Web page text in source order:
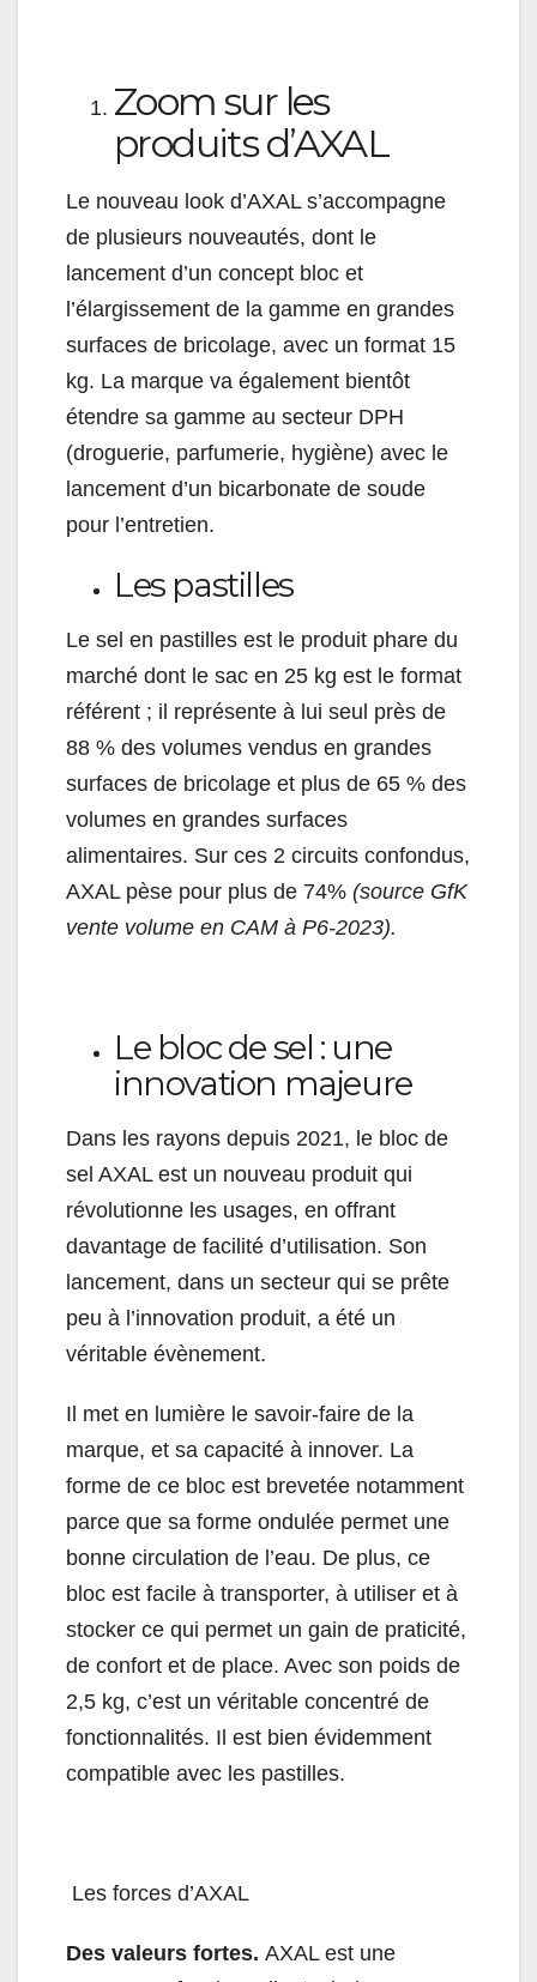
Zoom sur les
produits d’AXAL
Le nouveau look d’AXAL s’accompagne
de plusieurs nouveautés, dont le
lancement d’un concept bloc et
l’élargissement de la gamme en grandes
surfaces de bricolage, avec un format 15
kg. La marque va également bientôt
étendre sa gamme au secteur DPH
(droguerie, parfumerie, hygiène) avec le
lancement d’un bicarbonate de soude
pour l’entretien.
Les pastilles
Le sel en pastilles est le produit phare du
marché dont le sac en 25 kg est le format
référent ; il représente à lui seul près de
88 % des volumes vendus en grandes
surfaces de bricolage et plus de 65 % des
volumes en grandes surfaces
alimentaires. Sur ces 2 circuits confondus,
AXAL pèse pour plus de 74% (source GfK
vente volume en CAM à P6-2023).
Le bloc de sel : une
innovation majeure
Dans les rayons depuis 2021, le bloc de
sel AXAL est un nouveau produit qui
révolutionne les usages, en offrant
davantage de facilité d’utilisation. Son
lancement, dans un secteur qui se prête
peu à l’innovation produit, a été un
véritable évènement.
Il met en lumière le savoir-faire de la
marque, et sa capacité à innover. La
forme de ce bloc est brevetée notamment
parce que sa forme ondulée permet une
bonne circulation de l’eau. De plus, ce
bloc est facile à transporter, à utiliser et à
stocker ce qui permet un gain de praticité,
de confort et de place. Avec son poids de
2,5 kg, c’est un véritable concentré de
fonctionnalités. Il est bien évidemment
compatible avec les pastilles.
Les forces d’AXAL
Des valeurs fortes. AXAL est une